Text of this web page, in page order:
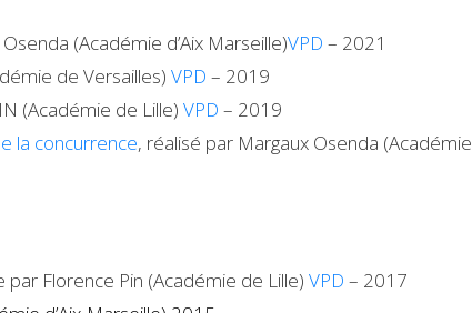
(Académie d’Aix Marseille)VPD – 2021
de Versailles)VPD – 2019
(Académie de Lille)VPD – 2019
la concurrence, réalisé par Margaux Osenda (Académie
par Florence Pin (Académie de Lille)VPD – 2017